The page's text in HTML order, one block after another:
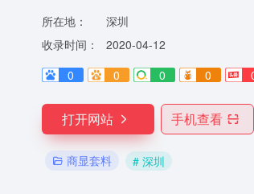
所在地：
深圳
收录时间：
2020-04-12
0
0 0 0
打开网站 手机查看
商显套料 # 深圳